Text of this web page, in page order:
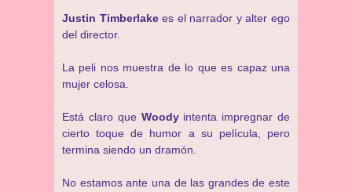
Justin Timberlakees el narrador y alter ego
del director.
La peli nos muestra de lo que es capaz una
mujer celosa.
Está claro que Woodyintenta impregnar de
cierto toque de humor a su película, pero
termina siendo un dramón.
No estamos ante una de las grandes de este